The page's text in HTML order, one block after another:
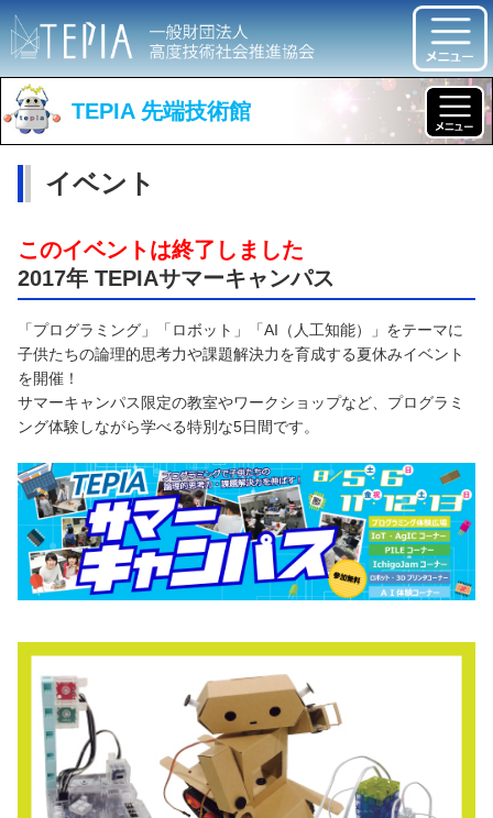
TEPIA 先端技術館
イベント
このイベントは終了しました
2017年 TEPIAサマーキャンパス
「プログラミング」「ロボット」「AI（人工知能）」をテーマに
子供たちの論理的思考力や課題解決力を育成する夏休みイベント
を開催！
サマーキャンパス限定の教室やワークショップなど、プログラミ
ング体験しながら学べる特別な5日間です。